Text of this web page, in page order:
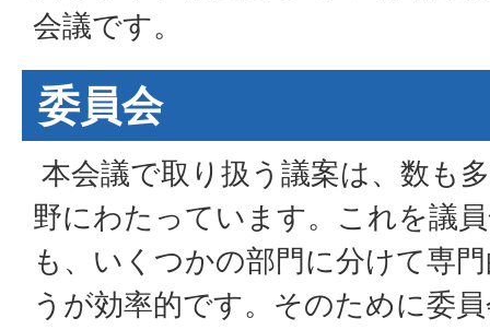
会議です。
委員会
本会議で取り扱う議案は、数も
野にわたっています。これを議
も、いくつかの部門に分けて専
うが効率的です。そのために委